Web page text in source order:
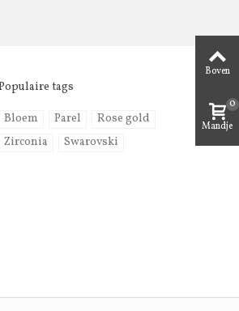
tags
Bloem Parel
Rose gold
Zirconia
Swarovski
Boven
Mandje
0